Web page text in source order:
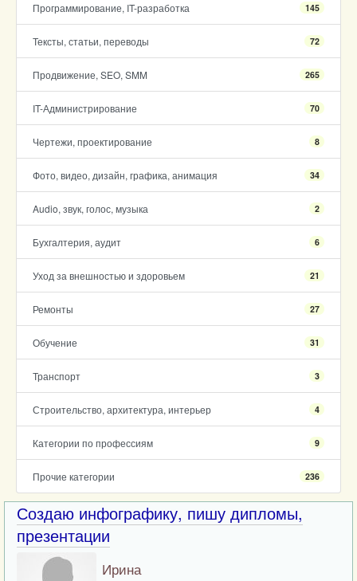
Программирование, IT-разработка 145
Тексты, статьи, переводы 72
Продвижение, SEO, SMM 265
IT-Администрирование 70
Чертежи, проектирование 8
Фото, видео, дизайн, графика, анимация 34
Audio, звук, голос, музыка 2
Бухгалтерия, аудит 6
Уход за внешностью и здоровьем 21
Ремонты 27
Обучение 31
Транспорт 3
Строительство, архитектура, интерьер 4
Категории по профессиям 9
Прочие категории 236
Создаю инфографику, пишу дипломы,
презентации
Ирина